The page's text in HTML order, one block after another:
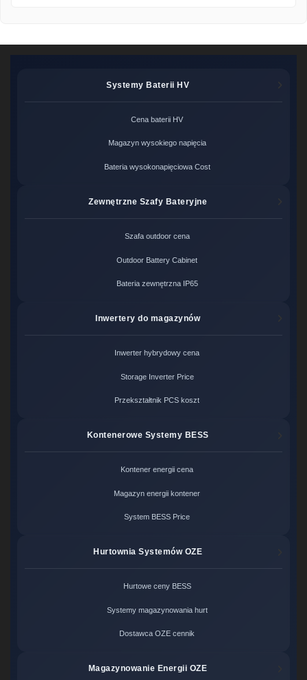
Systemy Baterii HV
Cena baterii HV
Magazyn wysokiego napięcia
Bateria wysokonapięciowa Cost
Zewnętrzne Szafy Bateryjne
Szafa outdoor cena
Outdoor Battery Cabinet
Bateria zewnętrzna IP65
Inwertery do magazynów
Inwerter hybrydowy cena
Storage Inverter Price
Przekształtnik PCS koszt
Kontenerowe Systemy BESS
Kontener energii cena
Magazyn energii kontener
System BESS Price
Hurtownia Systemów OZE
Hurtowe ceny BESS
Systemy magazynowania hurt
Dostawca OZE cennik
Magazynowanie Energii OZE